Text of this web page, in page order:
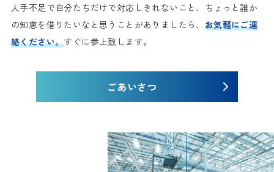
人手不足で自分たちだけで対応しきれないこと、ちょっと誰か
の知恵を借りたいなと思うことがありましたら、 お気軽にご連
絡ください。すぐに参上致します。
ごあいさつ